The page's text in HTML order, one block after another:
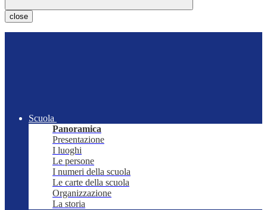
close
Scuola
Panoramica
Presentazione
I luoghi
Le persone
I numeri della scuola
Le carte della scuola
Organizzazione
La storia